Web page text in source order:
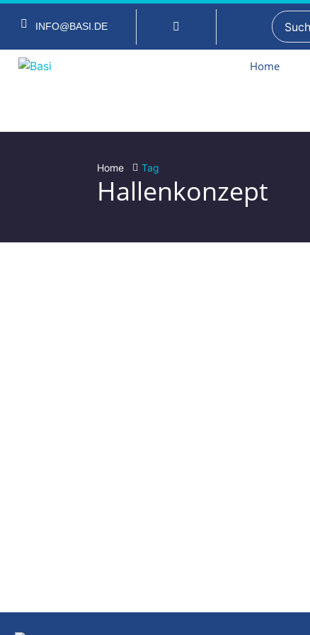
INFO@BASI.DE
Home
Home Tag
Hallenkonzept